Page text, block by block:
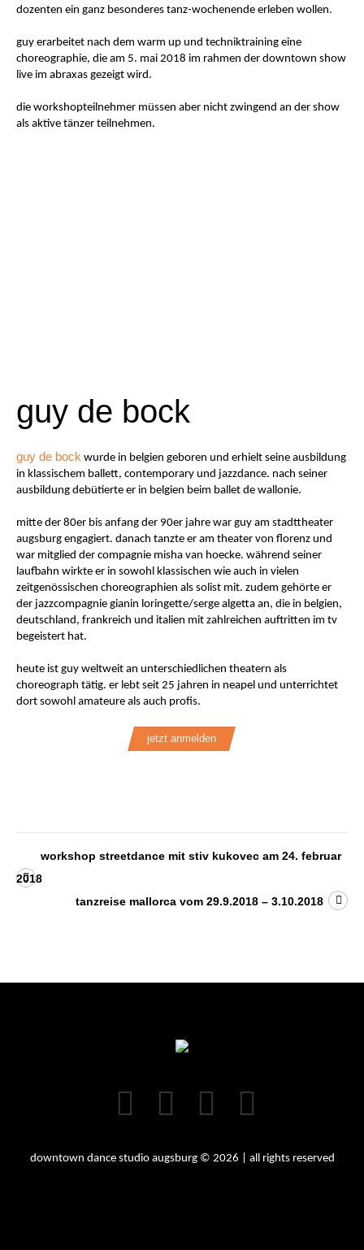
dozenten ein ganz besonderes tanz-wochenende erleben wollen.
guy erarbeitet nach dem warm up und techniktraining eine
choreographie, die am 5. mai 2018 im rahmen der downtown show
live im abraxas gezeigt wird.
die workshopteilnehmer müssen aber nicht zwingend an der show
als aktive tänzer teilnehmen.
guy de bock
guy de bock wurde in belgien geboren und erhielt seine ausbildung
in klassischem ballett, contemporary und jazzdance. nach seiner
ausbildung debütierte er in belgien beim ballet de wallonie.
mitte der 80er bis anfang der 90er jahre war guy am stadttheater
augsburg engagiert. danach tanzte er am theater von florenz und
war mitglied der compagnie misha van hoecke. während seiner
laufbahn wirkte er in sowohl klassischen wie auch in vielen
zeitgenössischen choreographien als solist mit. zudem gehörte er
der jazzcompagnie gianin loringette/serge algetta an, die in belgien,
deutschland, frankreich und italien mit zahlreichen auftritten im tv
begeistert hat.
heute ist guy weltweit an unterschiedlichen theatern als
choreograph tätig. er lebt seit 25 jahren in neapel und unterrichtet
dort sowohl amateure als auch profis.
jetzt anmelden
workshop streetdance mit stiv kukovec am 24. februar
2018
tanzreise mallorca vom 29.9.2018 – 3.10.2018
downtown dance studio augsburg © 2026 | all rights reserved